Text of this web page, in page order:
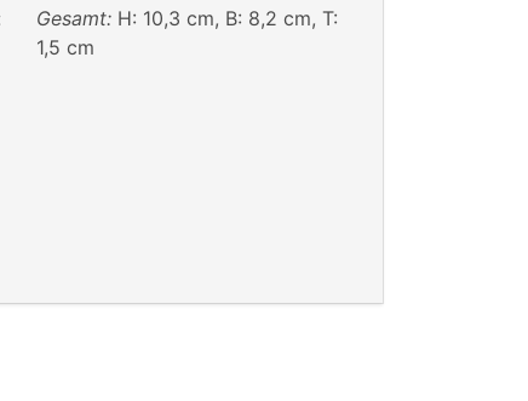
Gesamt: H: 10,3 cm, B: 8,2 cm, T:
1,5 cm